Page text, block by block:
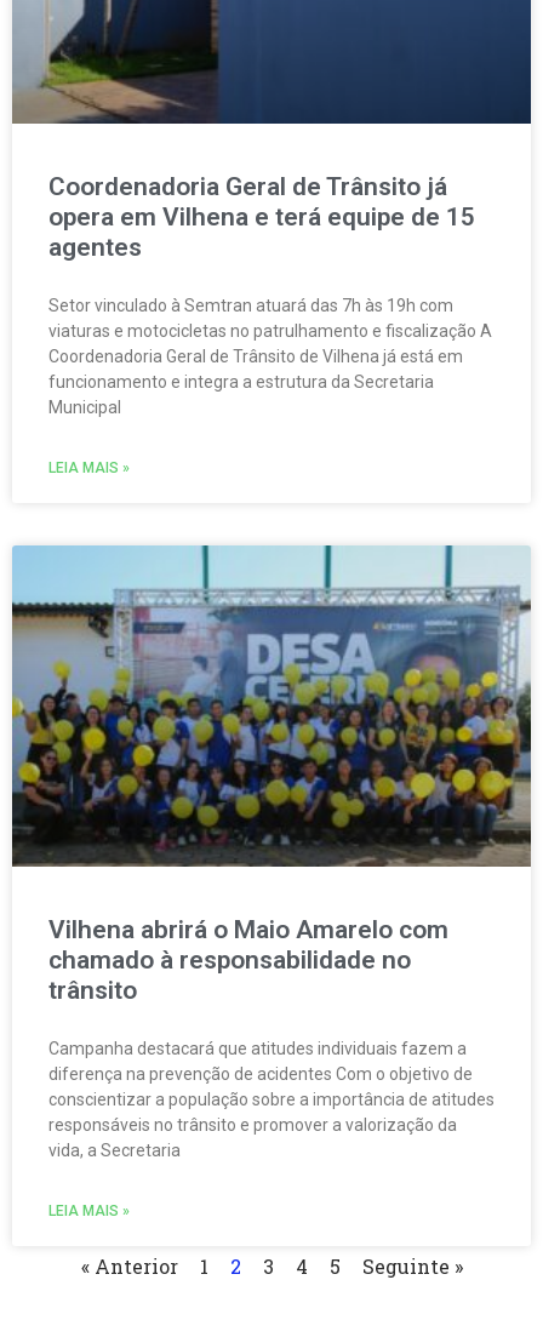
Coordenadoria Geral de Trânsito já
opera em Vilhena e terá equipe de 15
agentes
Setor vinculado à Semtran atuará das 7h às 19h com
viaturas e motocicletas no patrulhamento e fiscalização A
Coordenadoria Geral de Trânsito de Vilhena já está em
funcionamento e integra a estrutura da Secretaria
Municipal
LEIA MAIS »
Vilhena abrirá o Maio Amarelo com
chamado à responsabilidade no
trânsito
Campanha destacará que atitudes individuais fazem a
diferença na prevenção de acidentes Com o objetivo de
conscientizar a população sobre a importância de atitudes
responsáveis no trânsito e promover a valorização da
vida, a Secretaria
LEIA MAIS »
« Anterior 1 2 3 4 5 Seguinte »